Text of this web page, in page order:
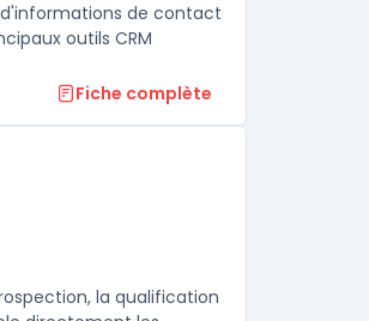
de contact
outils CRM
Fiche complète
la qualification